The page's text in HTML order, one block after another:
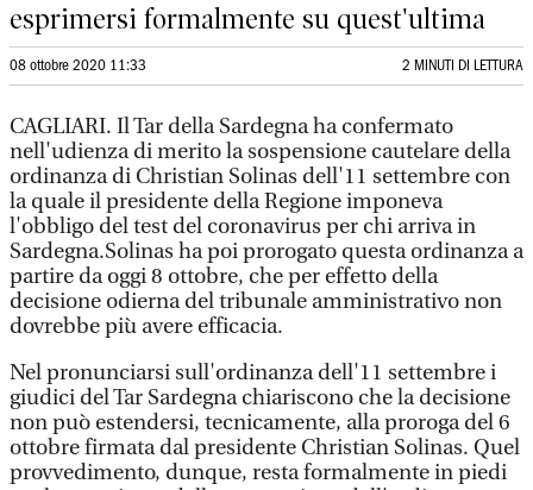
esprimersi formalmente su quest'ultima
08 ottobre 2020 11:33 2 MINUTI DI LETTURA
CAGLIARI. Il Tar della Sardegna ha confermato
nell'udienza di merito la sospensione cautelare della
ordinanza di Christian Solinas dell'11 settembre con
la quale il presidente della Regione imponeva
l'obbligo del test del coronavirus per chi arriva in
Sardegna.Solinas ha poi prorogato questa ordinanza a
partire da oggi 8 ottobre, che per effetto della
decisione odierna del tribunale amministrativo non
dovrebbe più avere efficacia.
Nel pronunciarsi sull'ordinanza dell'11 settembre i
giudici del Tar Sardegna chiariscono che la decisione
non può estendersi, tecnicamente, alla proroga del 6
ottobre firmata dal presidente Christian Solinas. Quel
provvedimento, dunque, resta formalmente in piedi